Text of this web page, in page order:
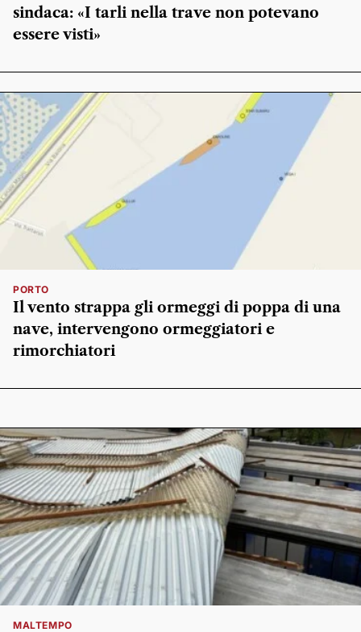
sindaca: «I tarli nella trave non potevano
essere visti»
PORTO
Il vento strappa gli ormeggi di poppa di una
nave, intervengono ormeggiatori e
rimorchiatori
MALTEMPO